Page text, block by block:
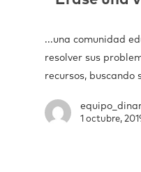
...una comunidad
resolver sus
recursos, buscando
1 octubre,